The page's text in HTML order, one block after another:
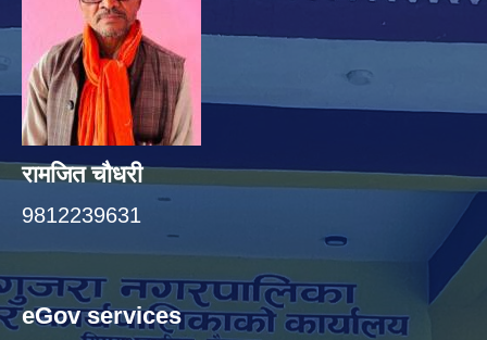
रामजित चौधरी
9812239631
eGov services